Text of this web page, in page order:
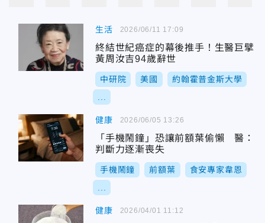
生活
終結世紀癌症的幕後推手！生醫巨擘
黃周汝吉94歲辭世
中研院 美國 約翰霍普金斯大學
2026/06/11 17:09
健康
「手機鬧鐘」恐讓前額葉偷懶 醫：
判斷力逐漸喪失
手機鬧鐘 前額葉 食安專家韋恩
2026/06/05 13:26
健康 2026/04/01 11:12